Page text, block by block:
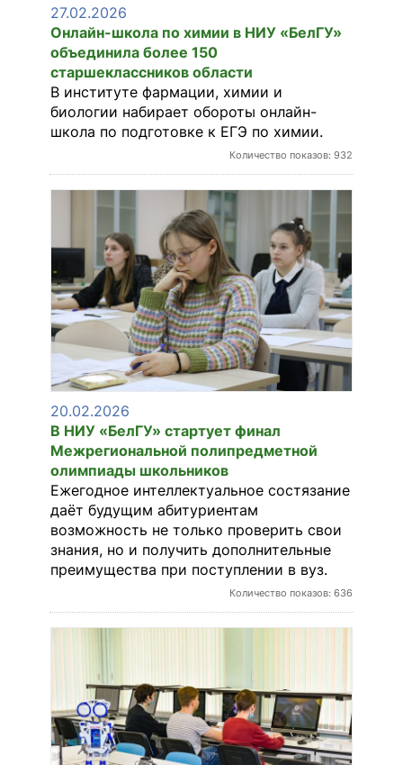
27.02.2026
Онлайн-школа по химии в НИУ «БелГУ»
объединила более 150
старшеклассников области
В институте фармации, химии и
биологии набирает обороты онлайн-
школа по подготовке к ЕГЭ по химии.
Количество показов: 932
20.02.2026
В НИУ «БелГУ» стартует финал
Межрегиональной полипредметной
олимпиады школьников
Ежегодное интеллектуальное состязание
даёт будущим абитуриентам
возможность не только проверить свои
знания, но и получить дополнительные
преимущества при поступлении в вуз.
Количество показов: 636